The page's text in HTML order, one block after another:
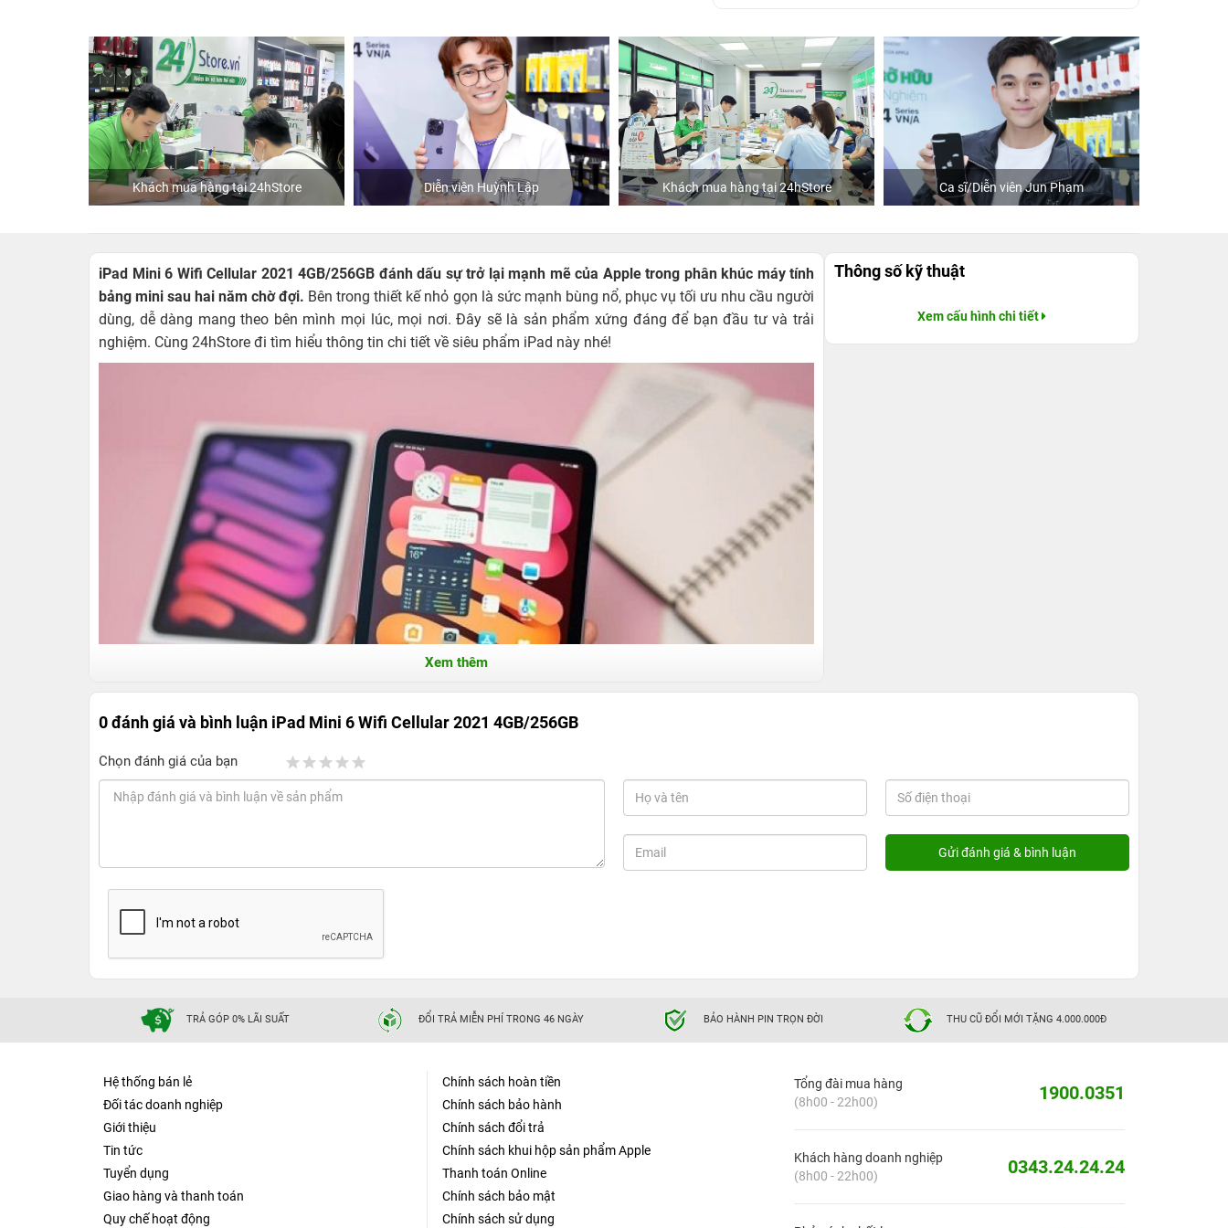
Diễn viên Huỳnh Lập Khách mua hàng tại 24hStore Ca sĩ/Diễn viên Jun Phạm Khách mua hàng tại 24hStore
iPad Mini 6 Wifi Cellular 2021 4GB/256GB đánh dấu sự trở lại mạnh mẽ của Apple trong phân khúc máy tính
bảng mini sau hai năm chờ đợi. Bên trong thiết kế nhỏ gọn là sức mạnh bùng nổ, phục vụ tối ưu nhu cầu người
dùng, dễ dàng mang theo bên mình mọi lúc, mọi nơi. Đây sẽ là sản phẩm xứng đáng để bạn đầu tư và trải
nghiệm. Cùng 24hStore đi tìm hiểu thông tin chi tiết về siêu phẩm iPad này nhé!
iPad Mini 6 Wifi Cellular 2021 4GB/256GB - Sức mạnh siêu khủng trong thiết kế mini
Thừa hưởng thiết kế iPad Pro sang trọng, nhỏ gọn đa di năng
iPad Mini 6 Wifi Cellular 2021 4GB/256GB thừa hưởng thiết kế của iPad Pro đẳng cấp, kết hợp cùng kiểu dáng
nhỏ gọn của dòng iPad Mini. Khung máy làm từ kim loại cao cấp, trọng lượng chỉ 297g nhưng sở hữu màn
hình lớn 8.3 inch, mở rộng không gian hiển thị màn hình, đồng thời giúp quá trình sử dụng lâu không bị mỏi tay.
Nút Home vật lý được thay thế bằng cảm biến Touch ID tích hợp ở nút nguồn. Cổng Lightning cũ thay bằng
cổng Type-C, thêm hai loa stereo cho chất lượng âm thanh sắc nét và sống động. Bạn dễ dàng bỏ vào túi xách,
balo mang theo mọi lúc mọi nơi, luôn sẵn sàng phục vụ công việc học tập hay hoạt động giải trí của bạn.
Xem thêm
Thông số kỹ thuật
Xem cấu hình chi tiết
0 đánh giá và bình luận iPad Mini 6 Wifi Cellular 2021 4GB/256GB
Chọn đánh giá của bạn
TRẢ GÓP 0% LÃI SUẤT ĐỔI TRẢ MIỄN PHÍ TRONG 46 NGÀY BẢO HÀNH PIN TRỌN ĐỜI THU CŨ ĐỔI MỚI TẶNG 4.000.000Đ
Hệ thống bán lẻ
Đối tác doanh nghiệp
Giới thiệu
Tin tức
Tuyển dụng
Giao hàng và thanh toán
Quy chế hoạt động
Chính sách hoàn tiền
Chính sách bảo hành
Chính sách đổi trả
Chính sách khui hộp sản phẩm Apple
Thanh toán Online
Chính sách bảo mật
Chính sách sử dụng
Tổng đài mua hàng
(8h00 - 22h00)
1900.0351
Khách hàng doanh nghiệp
(8h00 - 22h00)
0343.24.24.24